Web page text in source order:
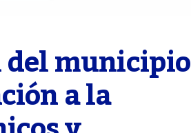
municipio
a la